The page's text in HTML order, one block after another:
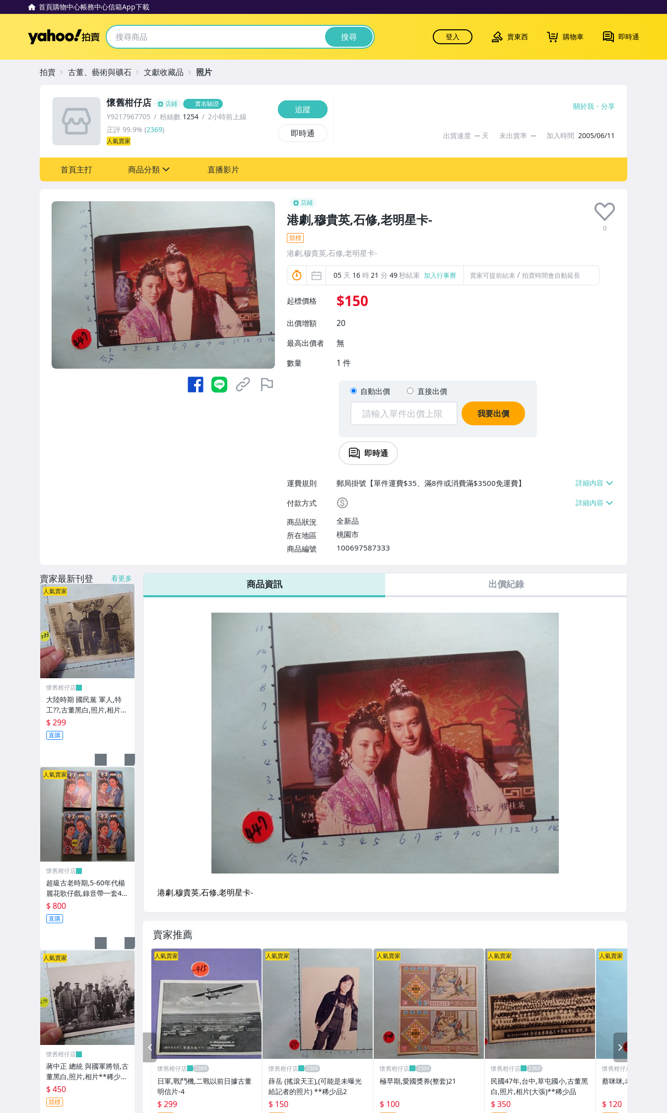
首頁購物中心帳務中心信箱App下載
Yahoo拍賣 搜尋 登入 賣東西 購物車 即時通
店鋪
港劇,穆貴英,石修,老明星卡-
0
競標
港劇,穆貴英,石修,老明星卡-
05 天 16 時21 分 48秒結束 加入行事曆 賣家可提前結束 / 拍賣時間會自動延長
起標價格 $150
出價增額 20
最高出價者 無
數量 1 件
自動出價 直接出價
我要出價
即時通
運費規則
郵局掛號【單件運費$35、滿8件或消費滿$3500免運費】
付款方式
商品狀況
全新品
所在地區
桃園市
商品編號
100697587333
懷舊柑仔店 店鋪 實名驗證
Y9217967705 粉絲數 1254
2小時前上線
正評 99.9% (2369)
人氣賣家
追蹤
即時通
關於我 分享
出貨速度 -- 天 未出貨率 -- 加入時間 2005/06/11
首頁主打 商品分類 直播影片
拍賣 古董、藝術與礦石 文獻收藏品 照片
商品資訊 出價紀錄
賣家推薦
人氣賣家
懷舊柑仔店
日軍,戰鬥機,二戰以前日據古董
明信片-4
$ 299
人氣賣家
懷舊柑仔店
薛岳 (搖滾天王),(可能是未曝光
給記者的照片) **稀少品2
$ 150
人氣賣家
懷舊柑仔店
極早期,愛國獎券(整套)21
$ 100
人氣賣家
懷舊柑仔店
民國47年,台中,草屯國小,古董黑
白,照片,相片(大張)**稀少品
$ 350
人氣賣家
懷舊柑仔店
蔡咪咪,老明星卡-
$ 120
PREV
賣家最新刊登 看更多
人氣賣家
懷舊柑仔店
大陸時期 國民黨 軍人,特
工??,古董黑白,照片,相片
(老兵民國38年從大陸帶來
台灣的) **稀少品6
$ 299
直購
人氣賣家
懷舊柑仔店
超級古老時期,5-60年代楊
麗花歌仔戲,錄音帶一套4卷
**稀少品
$ 800
直購
人氣賣家
懷舊柑仔店
蔣中正 總統 與國軍將領,古
董黑白,照片,相片**稀少
品-2
$ 450
競標